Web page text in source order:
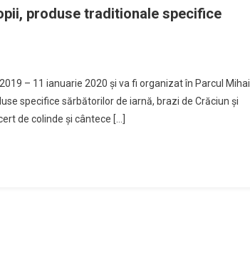
produse traditionale specifice
– 11 ianuarie 2020 și va fi organizat în Parcul Mihai
specifice sărbătorilor de iarnă, brazi de Crăciun și
de colinde și cântece […]